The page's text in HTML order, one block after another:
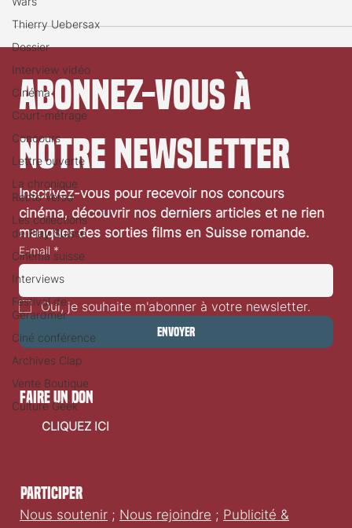
Thierry Uebersax
Dossier
Interview vidéo
Cinéma
Court-métrage
Concours
Lettre ouverte
La chronique
Recto Verso
Les collections
de Play Suisse
Cinéma suisse
Interviews
Festival de
Gérardmer
Ciné conférence
Archives Clap
Vente Boutique
Culture Geek
Abonnez-vous à
notre newsletter
Inscrivez-vous pour recevoir nos concours
cinéma, découvrir nos derniers articles et ne rien
manquer des sorties films en Suisse romande.
E-mail *
Oui, je souhaite m'abonner à votre newsletter.
Participer
faire un don